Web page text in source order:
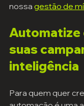
nossa gestão de
Automatize
suas
inteligência
Para quem quer